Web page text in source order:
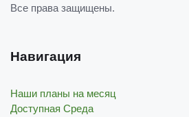
Все права защищены.
Навигация
Наши планы на месяц
Доступная Среда